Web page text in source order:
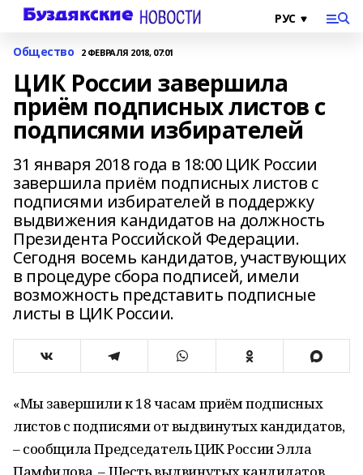
Общество 2 ФЕВРАЛЯ 2018, 07:01
ЦИК России завершила
приём подписных листов с
подписями избирателей
31 января 2018 года в 18:00 ЦИК России
завершила приём подписных листов с
подписями избирателей в поддержку
выдвижения кандидатов на должность
Президента Российской Федерации.
Сегодня восемь кандидатов, участвующих
в процедуре сбора подписей, имели
возможность представить подписные
листы в ЦИК России.
«Мы завершили к 18 часам приём подписных
листов с подписями от выдвинутых кандидатов,
– сообщила Председатель ЦИК России Элла